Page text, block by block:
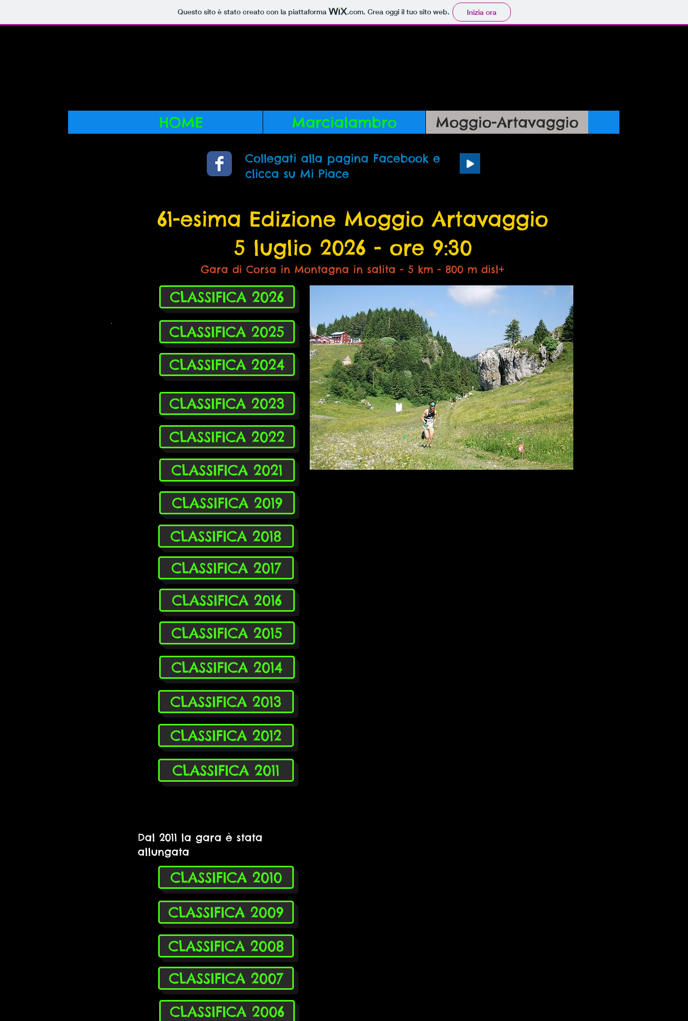
Questo sito è stato creato con la piattaforma .com. Crea oggi il tuo sito web. Inizia ora
HOME Marcialambro Moggio-Artavaggio
Collegati alla pagina Facebook e
clicca su Mi Piace
61-esima Edizione Moggio Artavaggio
5 luglio 2026 - ore 9:30
Gara di Corsa in Montagna in salita - 5 km - 800 m disl+
CLASSIFICA 2024
CLASSIFICA 2025
CLASSIFICA 2023
CLASSIFICA 2022
CLASSIFICA 2021
CLASSIFICA 2019
CLASSIFICA 2018
CLASSIFICA 2017
CLASSIFICA 2016
CLASSIFICA 2015
CLASSIFICA 2014
CLASSIFICA 2013
CLASSIFICA 2026
CLASSIFICA 2012
CLASSIFICA 2011
Dal 2011 la gara è stata
allungata
CLASSIFICA 2010
CLASSIFICA 2009
CLASSIFICA 2008
CLASSIFICA 2007
CLASSIFICA 2006